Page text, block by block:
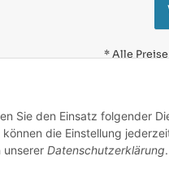
* Alle
Eigentümer.
Sie den Einsatz folgender
die Einstellung
unserer Datenschutzerklärung.